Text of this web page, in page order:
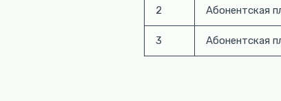
2 Абонентская
3 Абонентская